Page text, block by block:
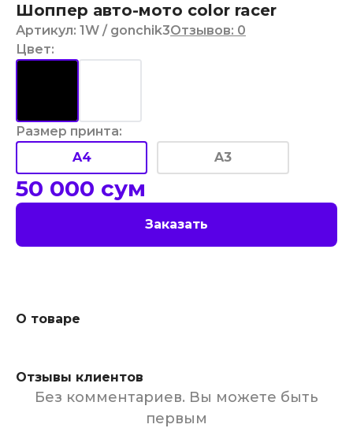
Шоппер авто-мото color racer
Артикул: 1W / gonchik3Отзывов: 0
Цвет:
Размер принта:
A4
A3
50 000 сум
Заказать
О товаре
Отзывы клиентов
Без комментариев. Вы можете быть
первым